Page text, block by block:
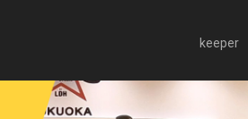
keeper